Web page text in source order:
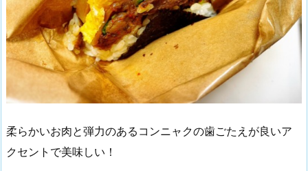
柔らかいお肉と弾力のあるコンニャクの歯ごたえが良いア
クセントで美味しい！